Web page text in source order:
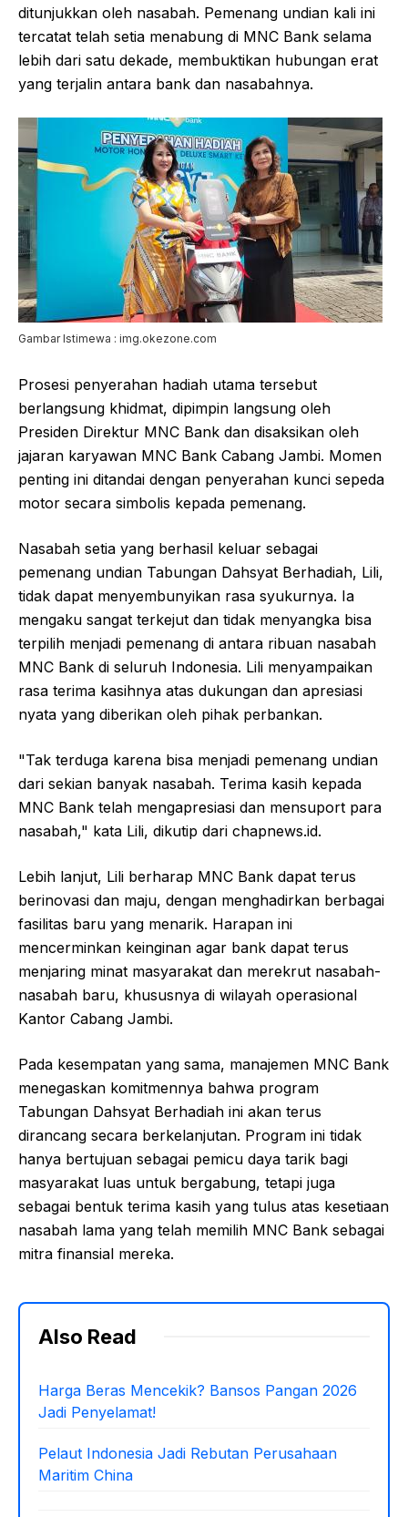
ditunjukkan oleh nasabah. Pemenang undian kali ini
tercatat telah setia menabung di MNC Bank selama
lebih dari satu dekade, membuktikan hubungan erat
yang terjalin antara bank dan nasabahnya.
Gambar Istimewa : img.okezone.com
Prosesi penyerahan hadiah utama tersebut
berlangsung khidmat, dipimpin langsung oleh
Presiden Direktur MNC Bank dan disaksikan oleh
jajaran karyawan MNC Bank Cabang Jambi. Momen
penting ini ditandai dengan penyerahan kunci sepeda
motor secara simbolis kepada pemenang.
Nasabah setia yang berhasil keluar sebagai
pemenang undian Tabungan Dahsyat Berhadiah, Lili,
tidak dapat menyembunyikan rasa syukurnya. Ia
mengaku sangat terkejut dan tidak menyangka bisa
terpilih menjadi pemenang di antara ribuan nasabah
MNC Bank di seluruh Indonesia. Lili menyampaikan
rasa terima kasihnya atas dukungan dan apresiasi
nyata yang diberikan oleh pihak perbankan.
"Tak terduga karena bisa menjadi pemenang undian
dari sekian banyak nasabah. Terima kasih kepada
MNC Bank telah mengapresiasi dan mensuport para
nasabah," kata Lili, dikutip dari chapnews.id.
Lebih lanjut, Lili berharap MNC Bank dapat terus
berinovasi dan maju, dengan menghadirkan berbagai
fasilitas baru yang menarik. Harapan ini
mencerminkan keinginan agar bank dapat terus
menjaring minat masyarakat dan merekrut nasabah-
nasabah baru, khususnya di wilayah operasional
Kantor Cabang Jambi.
Pada kesempatan yang sama, manajemen MNC Bank
menegaskan komitmennya bahwa program
Tabungan Dahsyat Berhadiah ini akan terus
dirancang secara berkelanjutan. Program ini tidak
hanya bertujuan sebagai pemicu daya tarik bagi
masyarakat luas untuk bergabung, tetapi juga
sebagai bentuk terima kasih yang tulus atas kesetiaan
nasabah lama yang telah memilih MNC Bank sebagai
mitra finansial mereka.
Also Read
Harga Beras Mencekik? Bansos Pangan 2026
Jadi Penyelamat!
Pelaut Indonesia Jadi Rebutan Perusahaan
Maritim China